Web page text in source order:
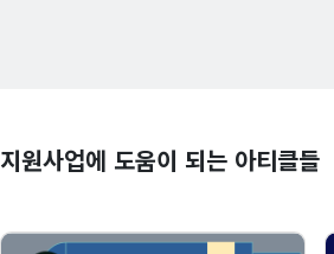
지원사업에 도움이 되는 아티클들